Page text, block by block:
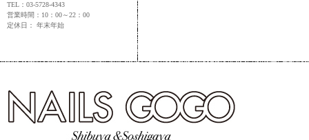
TEL：03-5728-4343
営業時間：10：00～22：00
定休日： 年末年始